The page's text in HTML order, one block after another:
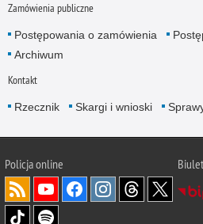
Zamówienia publiczne
Postępowania o zamówienia
Archiwum
Kontakt
Rzecznik Skargi i wnioski
Policjaonline